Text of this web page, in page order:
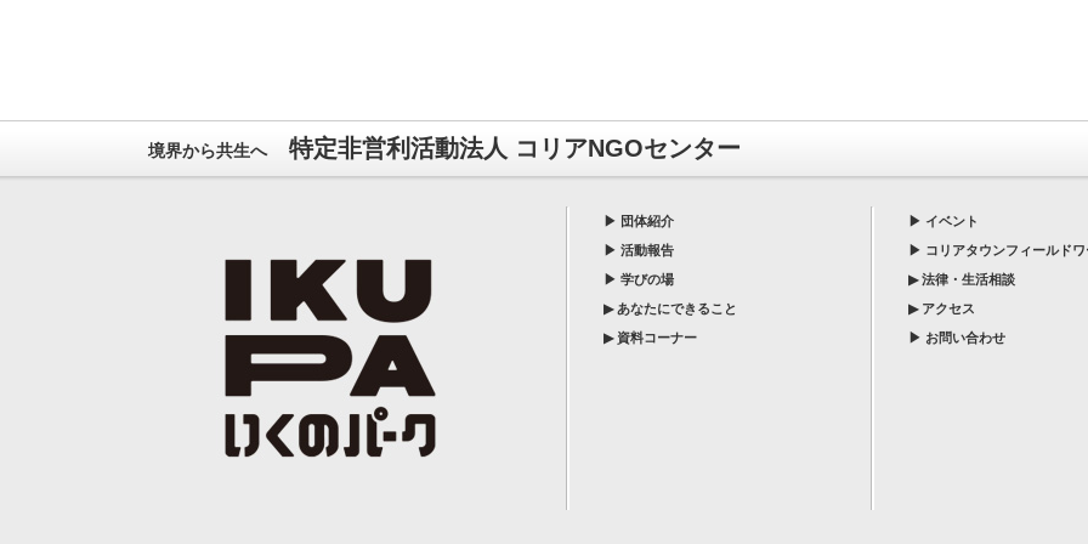
境界から共生へ 特定非営利活動法人 コリアNGOセンター
▶ 団体紹介
▶ 活動報告
▶ 学びの場
▶ あなたにできること
▶ 資料コーナー
▶ イベント
▶ コリアタウンフィールド
▶法律・生活相談
▶ アクセス
▶ お問い合わせ